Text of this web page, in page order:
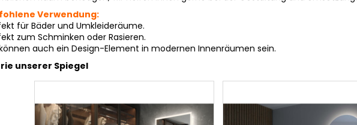
Verwendung:
für Bäder und Umkleideräume.
zum Schminken oder Rasieren.
auch ein Design-Element in modernen Innenräumen sein.
unserer Spiegel